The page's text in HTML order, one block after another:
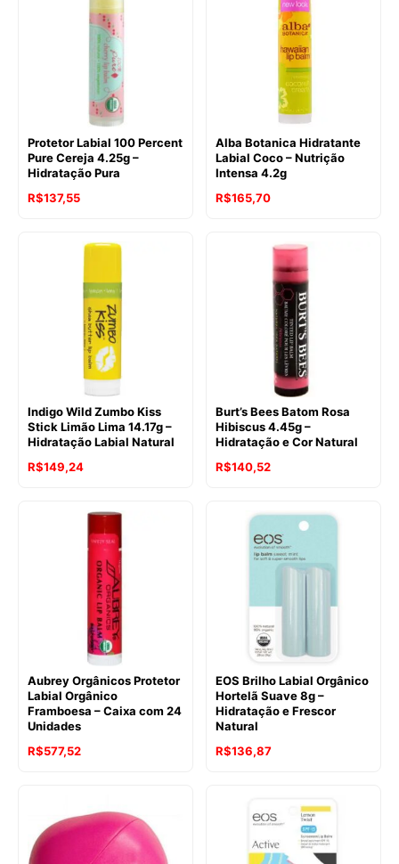
Protetor Labial 100 Percent
Pure Cereja 4.25g –
Hidratação Pura
R$137,55
Alba Botanica Hidratante
Labial Coco – Nutrição
Intensa 4.2g
R$165,70
Indigo Wild Zumbo Kiss
Stick Limão Lima 14.17g –
Hidratação Labial Natural
R$149,24
Burt’s Bees Batom Rosa
Hibiscus 4.45g –
Hidratação e Cor Natural
R$140,52
Aubrey Orgânicos Protetor
Labial Orgânico
Framboesa – Caixa com 24
Unidades
R$577,52
EOS Brilho Labial Orgânico
Hortelã Suave 8g –
Hidratação e Frescor
Natural
R$136,87